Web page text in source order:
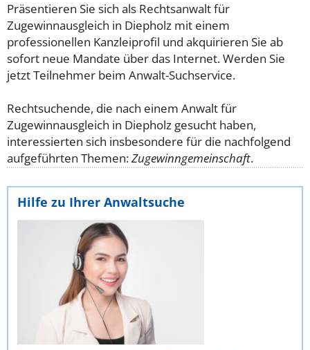
Präsentieren Sie sich als Rechtsanwalt für
Zugewinnausgleich in Diepholz mit einem
professionellen Kanzleiprofil und akquirieren Sie ab
sofort neue Mandate über das Internet. Werden Sie
jetzt Teilnehmer beim Anwalt-Suchservice.
Rechtsuchende, die nach einem Anwalt für
Zugewinnausgleich in Diepholz gesucht haben,
interessierten sich insbesondere für die nachfolgend
aufgeführten Themen:Zugewinngemeinschaft.
Hilfe zu Ihrer Anwaltsuche